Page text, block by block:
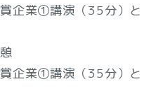
企業①講演（35分）と
企業①講演（35分）と